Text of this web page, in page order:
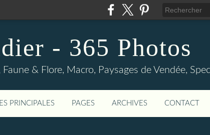
- 365 Photos
& Flore, Macro, Paysages de Vendée,
PRINCIPALES PAGES ARCHIVES CONTACT